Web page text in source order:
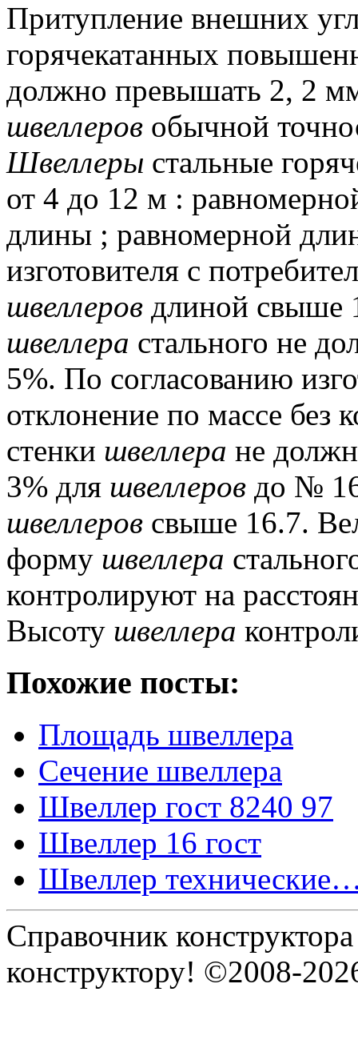
Притупление внешних
горячекатанных
должно превышать 2, 2
швеллеров обычной
Швеллеры стальные
от 4 до 12 м :
длины ; равномерной
изготовителя с
швеллеров длиной свыше
швеллера стального не
5%. По согласованию
отклонение по массе без
стенки швеллера не
3% для швеллеров до №
швеллеров свыше 16.7.
форму швеллера
контролируют на
Высоту швеллера
Похожие посты:
Площадь швеллера
Сечение швеллера
Швеллер гост 8240 97
Швеллер 16 гост
Швеллер
Справочник
конструктору! ©2008-